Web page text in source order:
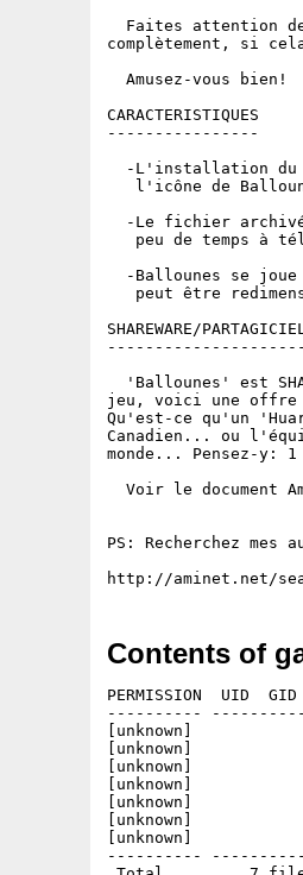
Faites attention
complètement, si
  Amusez-vous bien!
CARACTERISTIQUES
----------------
-L'installation
l'icône de
-Le fichier
peu de temps à
-Ballounes se
peut être
SHAREWARE/
---------------------
'Ballounes' est
jeu, voici une offre
Qu'est-ce qu'un
Canadien... ou
monde... Pensez-
Voir le document
PS: Recherchez
Contents of
PERMISSION  UID
----------
[unknown]
[unknown]
[unknown]
[unknown]
[unknown]
[unknown]
[unknown]
----------